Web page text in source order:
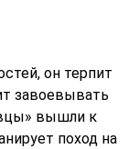
он терпит
завоевывать
вышли к
поход на